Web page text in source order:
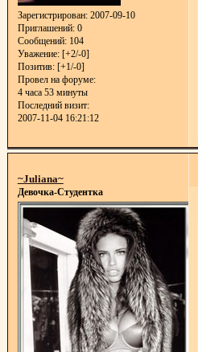
Зарегистрирован: 2007-09-10
Приглашений:0
Сообщений:104
Уважение: [+2/-0]
Позитив: [+1/-0]
Провел на форуме:
4 часа 53 минуты
Последний визит:
2007-11-04 16:21:12
~Juliana~
Девочка-Студентка